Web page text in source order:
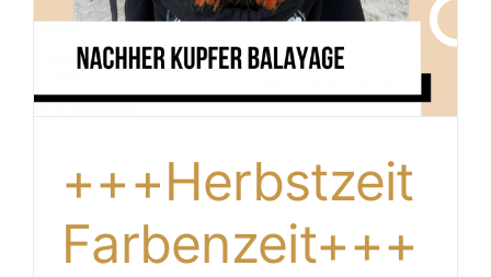
+++Herbstzeit
Farbenzeit+++